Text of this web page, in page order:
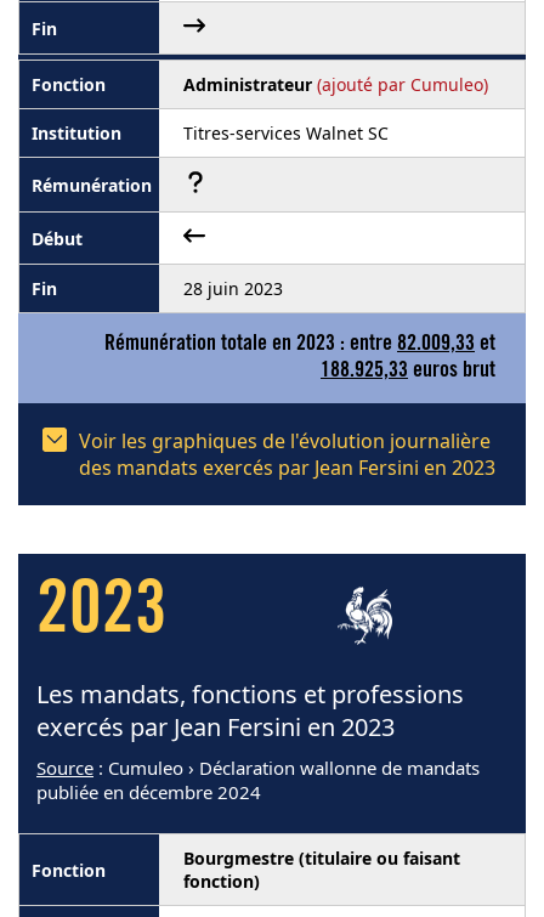
Administrateur (ajouté par Cumuleo)
Titres-services Walnet SC
28 juin 2023
Rémunération totale en 2023 : entre 82.009,33 et
188.925,33 euros brut
Voir les graphiques de l'évolution journalière
des mandats exercés par Jean Fersini en 2023
2023
Les mandats, fonctions et professions
exercés par Jean Fersini en 2023
Source : Cumuleo › Déclaration wallonne de mandats
publiée en décembre 2024
Bourgmestre (titulaire ou faisant
fonction)